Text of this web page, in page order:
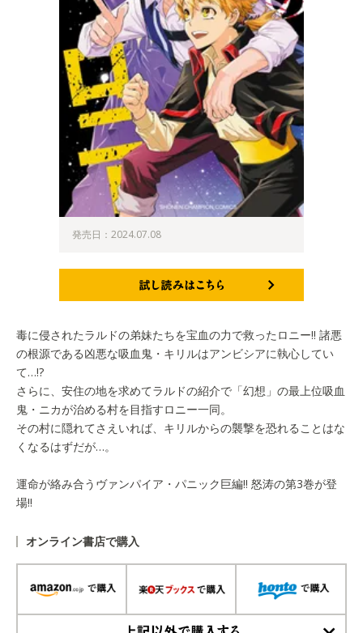
発売日：2024.07.08
毒に侵されたラルドの弟妹たちを宝血の力で救ったロニー‼ 諸悪
の根源である凶悪な吸血鬼・キリルはアンビシアに執心してい
て…!?
さらに、安住の地を求めてラルドの紹介で「幻想」の最上位吸血
鬼・ニカが治める村を目指すロニー一同。
その村に隠れてさえいれば、キリルからの襲撃を恐れることはな
くなるはずだが…。
運命が絡み合うヴァンパイア・パニック巨編‼ 怒涛の第3巻が登
場‼
オンライン書店で購入